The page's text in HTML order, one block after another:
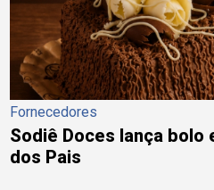
Fornecedores
Sodiê Doces lança bolo
dos Pais